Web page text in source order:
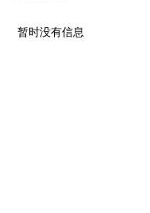
暂时没有信息